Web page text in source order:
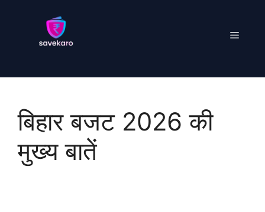
Menu
बिहार बजट 2026 की
मुख्य बातें